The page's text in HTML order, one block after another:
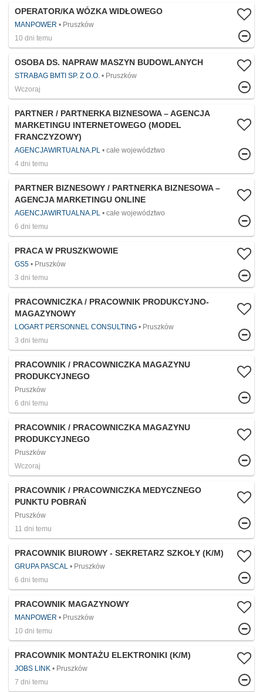
OPERATOR/KA WÓZKA WIDŁOWEGO
MANPOWER
Pruszków
10 dni temu
OSOBA DS. NAPRAW MASZYN BUDOWLANYCH
STRABAG BMTI SP. Z O.O.
Pruszków
Wczoraj
PARTNER / PARTNERKA BIZNESOWA – AGENCJA
MARKETINGU INTERNETOWEGO (MODEL
FRANCZYZOWY)
AGENCJAWIRTUALNA.PL
całe województwo
4 dni temu
PARTNER BIZNESOWY / PARTNERKA BIZNESOWA –
AGENCJA MARKETINGU ONLINE
AGENCJAWIRTUALNA.PL
całe województwo
6 dni temu
PRACA W PRUSZKWOWIE
GS5
Pruszków
3 dni temu
PRACOWNICZKA / PRACOWNIK PRODUKCYJNO-
MAGAZYNOWY
LOGART PERSONNEL CONSULTING
Pruszków
3 dni temu
PRACOWNIK / PRACOWNICZKA MAGAZYNU
PRODUKCYJNEGO
Pruszków
6 dni temu
PRACOWNIK / PRACOWNICZKA MAGAZYNU
PRODUKCYJNEGO
Pruszków
Wczoraj
PRACOWNIK / PRACOWNICZKA MEDYCZNEGO
PUNKTU POBRAŃ
Pruszków
11 dni temu
PRACOWNIK BIUROWY - SEKRETARZ SZKOŁY (K/M)
GRUPA PASCAL
Pruszków
6 dni temu
PRACOWNIK MAGAZYNOWY
MANPOWER
Pruszków
10 dni temu
PRACOWNIK MONTAŻU ELEKTRONIKI (K/M)
JOBS LINK
Pruszków
7 dni temu